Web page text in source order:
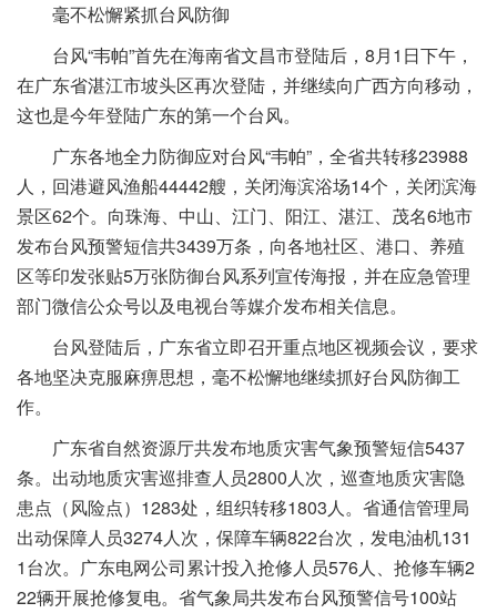
毫不松懈紧抓台风防御
台风“韦帕”首先在海南省文昌市登陆后，8月1日下午，
在广东省湛江市坡头区再次登陆，并继续向广西方向移动，
这也是今年登陆广东的第一个台风。
广东各地全力防御应对台风“韦帕”，全省共转移23988
人，回港避风渔船44442艘，关闭海滨浴场14个，关闭滨海
景区62个。向珠海、中山、江门、阳江、湛江、茂名6地市
发布台风预警短信共3439万条，向各地社区、港口、养殖
区等印发张贴5万张防御台风系列宣传海报，并在应急管理
部门微信公众号以及电视台等媒介发布相关信息。
台风登陆后，广东省立即召开重点地区视频会议，要求
各地坚决克服麻痹思想，毫不松懈地继续抓好台风防御工
作。
广东省自然资源厅共发布地质灾害气象预警短信5437
条。出动地质灾害巡排查人员2800人次，巡查地质灾害隐
患点（风险点）1283处，组织转移1803人。省通信管理局
出动保障人员3274人次，保障车辆822台次，发电油机131
1台次。广东电网公司累计投入抢修人员576人、抢修车辆2
22辆开展抢修复电。省气象局共发布台风预警信号100站